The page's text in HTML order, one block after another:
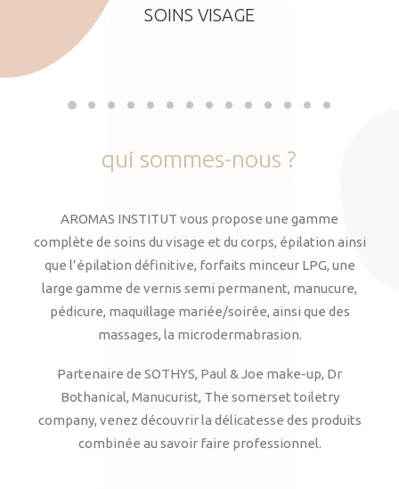
SOINS VISAGE
qui sommes-nous ?
AROMAS INSTITUT vous propose une gamme
complète de soins du visage et du corps, épilation ainsi
que l’épilation définitive, forfaits minceur LPG, une
large gamme de vernis semi permanent, manucure,
pédicure, maquillage mariée/soirée, ainsi que des
massages, la microdermabrasion.
Partenaire de SOTHYS, Paul & Joe make-up, Dr
Bothanical, Manucurist, The somerset toiletry
company, venez découvrir la délicatesse des produits
combinée au savoir faire professionnel.